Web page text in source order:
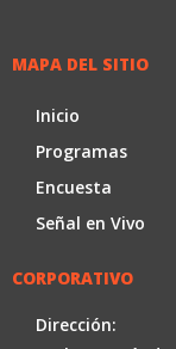
MAPA DEL SITIO
Inicio
Programas
Encuesta
Señal en Vivo
CORPORATIVO
Dirección: